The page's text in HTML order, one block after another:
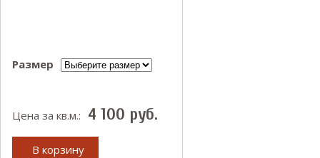
Размер
Цена за кв.м.: 4 100 руб.
В корзину